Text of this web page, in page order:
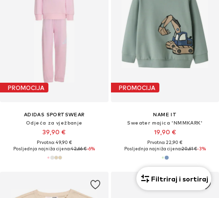
PROMOCIJA
ADIDAS SPORTSWEAR
Odjeća za vježbanje
39,90 €
Prvotno: 49,90 €
Posljednja najniža cijena:42,66 €-6%
PROMOCIJA
NAME IT
Sweater majica 'NMMKARK'
19,90 €
Prvotno: 22,90 €
Posljednja najniža cijena:20,61 €-3%
Filtriraj i sortiraj